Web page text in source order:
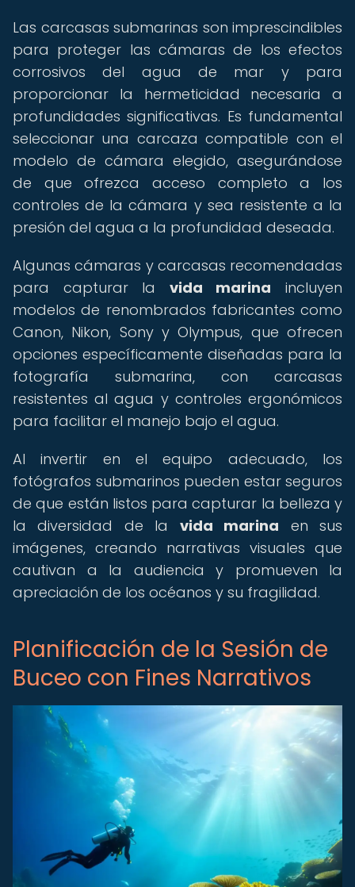
Las carcasas submarinas son imprescindibles
para proteger las cámaras de los efectos
corrosivos del agua de mar y para
proporcionar la hermeticidad necesaria a
profundidades significativas. Es fundamental
seleccionar una carcaza compatible con el
modelo de cámara elegido, asegurándose
de que ofrezca acceso completo a los
controles de la cámara y sea resistente a la
presión del agua a la profundidad deseada.
Algunas cámaras y carcasas recomendadas
para capturar la vida marina incluyen
modelos de renombrados fabricantes como
Canon, Nikon, Sony y Olympus, que ofrecen
opciones específicamente diseñadas para la
fotografía submarina, con carcasas
resistentes al agua y controles ergonómicos
para facilitar el manejo bajo el agua.
Al invertir en el equipo adecuado, los
fotógrafos submarinos pueden estar seguros
de que están listos para capturar la belleza y
la diversidad de la vida marina en sus
imágenes, creando narrativas visuales que
cautivan a la audiencia y promueven la
apreciación de los océanos y su fragilidad.
Planificación de la Sesión de
Buceo con Fines Narrativos